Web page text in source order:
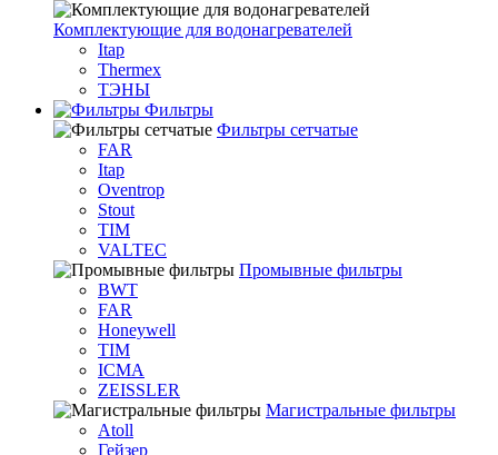
Комплектующие для водонагревателей
Itap
Thermex
ТЭНЫ
Фильтры
Фильтры сетчатые
FAR
Itap
Oventrop
Stout
TIM
VALTEC
Промывные фильтры
BWT
FAR
Honeywell
TIM
ICMA
ZEISSLER
Магистральные фильтры
Atoll
Гейзер